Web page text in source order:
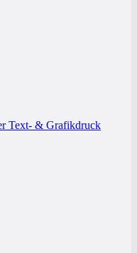
Text- & Grafikdruck